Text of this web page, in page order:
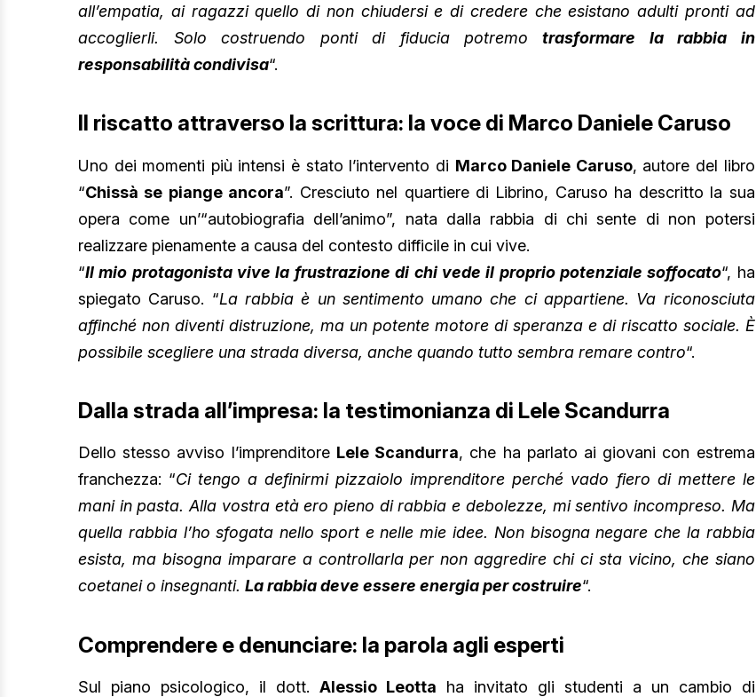
all’empatia, ai ragazzi quello di non chiudersi e di credere che esistano adulti pronti ad
accoglierli. Solo costruendo ponti di fiducia potremo trasformare la rabbia in
responsabilità condivisa“.
Il riscatto attraverso la scrittura: la voce di Marco Daniele Caruso
Uno dei momenti più intensi è stato l’intervento di Marco Daniele Caruso, autore del libro
“Chissà se piange ancora”. Cresciuto nel quartiere di Librino, Caruso ha descritto la sua
opera come un’“autobiografia dell’animo”, nata dalla rabbia di chi sente di non potersi
realizzare pienamente a causa del contesto difficile in cui vive.
“Il mio protagonista vive la frustrazione di chi vede il proprio potenziale soffocato“, ha
spiegato Caruso. “La rabbia è un sentimento umano che ci appartiene. Va riconosciuta
affinché non diventi distruzione, ma un potente motore di speranza e di riscatto sociale. È
possibile scegliere una strada diversa, anche quando tutto sembra remare contro“.
Dalla strada all’impresa: la testimonianza di Lele Scandurra
Dello stesso avviso l’imprenditore Lele Scandurra, che ha parlato ai giovani con estrema
franchezza: “Ci tengo a definirmi pizzaiolo imprenditore perché vado fiero di mettere le
mani in pasta. Alla vostra età ero pieno di rabbia e debolezze, mi sentivo incompreso. Ma
quella rabbia l’ho sfogata nello sport e nelle mie idee. Non bisogna negare che la rabbia
esista, ma bisogna imparare a controllarla per non aggredire chi ci sta vicino, che siano
coetanei o insegnanti. La rabbia deve essere energia per costruire“.
Comprendere e denunciare: la parola agli esperti
Sul piano psicologico, il dott. Alessio Leotta ha invitato gli studenti a un cambio di